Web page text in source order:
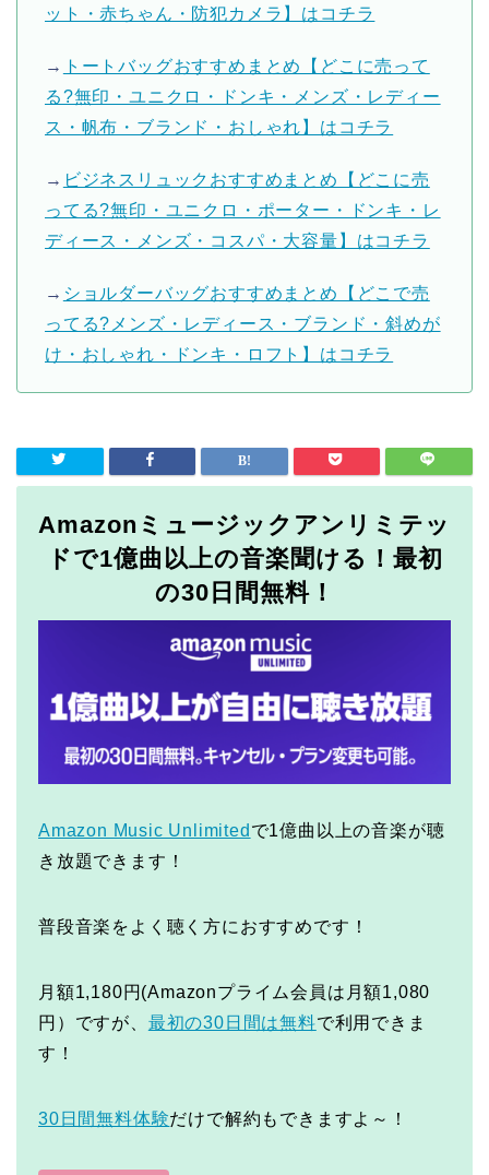
ット・赤ちゃん・防犯カメラ】はコチラ
→ トートバッグおすすめまとめ【どこに売って
る?無印・ユニクロ・ドンキ・メンズ・レディー
ス・帆布・ブランド・おしゃれ】はコチラ
→ ビジネスリュックおすすめまとめ【どこに売
ってる?無印・ユニクロ・ポーター・ドンキ・レ
ディース・メンズ・コスパ・大容量】はコチラ
→ ショルダーバッグおすすめまとめ【どこで売
ってる?メンズ・レディース・ブランド・斜めが
け・おしゃれ・ドンキ・ロフト】はコチラ
Amazonミュージックアンリミテッ
ドで1億曲以上の音楽聞ける！最初
の30日間無料！
Amazon Music Unlimited で1億曲以上の音楽が聴
き放題できます！
普段音楽をよく聴く方におすすめです！
月額1,180円(Amazonプライム会員は月額1,080
円）ですが、 最初の30日間は無料で利用できま
す！
30日間無料体験だけで解約もできますよ～！